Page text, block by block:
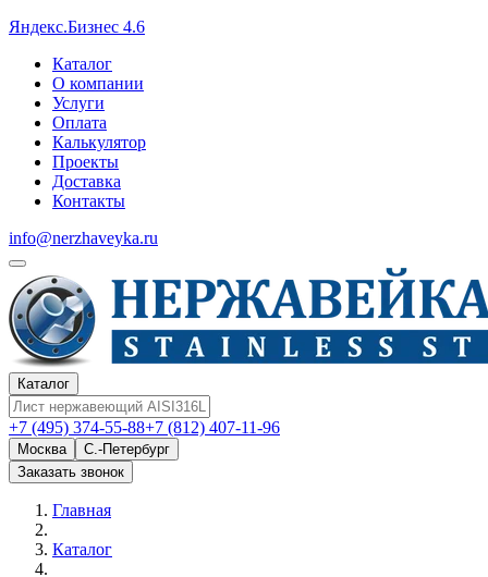
Яндекс.Бизнес 4.6
Каталог
О компании
Услуги
Оплата
Калькулятор
Проекты
Доставка
Контакты
info@nerzhaveyka.ru
Каталог
+7 (495) 374-55-88+7 (812) 407-11-96
Москва
С.-Петербург
Заказать звонок
Главная
Каталог